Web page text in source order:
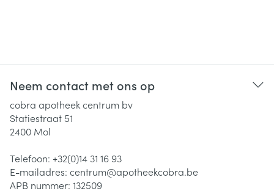
Neem contact met ons op
cobra apotheek centrum bv
Statiestraat 51
2400 Mol
Telefoon: +32(0)14 31 16 93
E-mailadres: centrum@apotheekcobra.be
APB nummer: 132509